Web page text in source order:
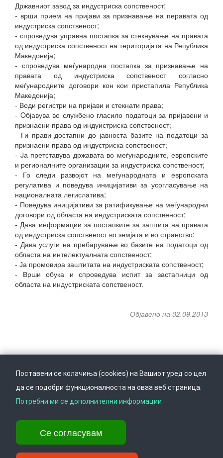
Државниот завод за индустриска сопственост:
- врши прием на пријави за признавање на перавата од
индустриска сопственост;
- спроведува управна постапка за стекнување на правата
од индустриска сопственост на територијата на Република
Македонија;
- спроведува меѓународна постапка за признавање на
правата од индустриска сопственост согласно
меѓународните договори кон кои пристапила Република
Македонија;
- Води регистри на пријави и стекнати права;
- Oбјавува во службено гласило податоци за пријавени и
признаени права од индуистриска сопственост;
- Ги прави достапни до јавноста базите на податоци за
признаени права од индустриска сопственост;
- Ја претставува државата во меѓународните, европските
и регионалните организации за индустриска сопственост;
- Го следи развојот на меѓународната и европската
регулатива и поведува иницијативи за усогласување на
националната легислатива;
- Поведува иницијативи за ратификување на меѓународни
договори од областа на индустриската сопственост;
- Дава информации за постапките за заштита на правата
од индустриска сопственост во земјата и во странство;
- Дава услуги на пребарување во базите на податоци од
областа на интелектуалната сопственост;
- Ја промовира заштитата на индустриската сопственост;
- Врши обука и спроведува испит за застапници од
областа на индустриската сопственост.
Објавено на 02.09.2013
Врати се горе Следете не на
Ул. Даме Груев 14, Катна гаража Беко на 1-виот кат, 1000 Скопје,
Тел: +389 2 3103 601 (641), Факс: +389 2 3137 149 |
Поставени се колачиња (cookies) на Вашиот уред со цел
да се подобри функционалноста на оваа веб страница.
Потребни ми се дополнителни информации
Се согласувам